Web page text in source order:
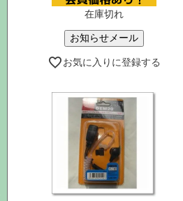
在庫切れ
お知らせメール
お気に入りに登録する